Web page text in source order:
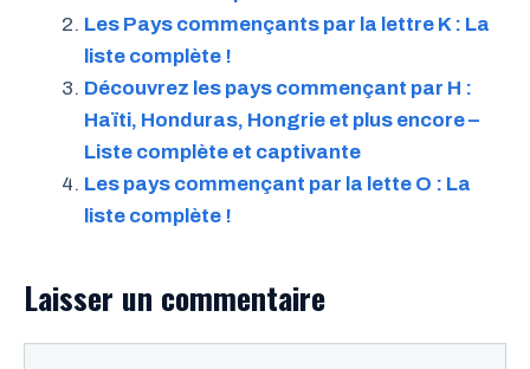
Les Pays commençants par la lettre K : La
liste complète !
Découvrez les pays commençant par H :
Haïti, Honduras, Hongrie et plus encore –
Liste complète et captivante
Les pays commençant par la lette O : La
liste complète !
Laisser un commentaire